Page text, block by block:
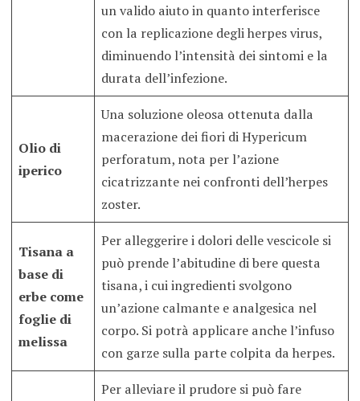
un valido aiuto in quanto interferisce
con la replicazione degli herpes virus,
diminuendo l’intensità dei sintomi e la
durata dell’infezione.
Olio di
iperico
Una soluzione oleosa ottenuta dalla
macerazione dei fiori di Hypericum
perforatum, nota per l’azione
cicatrizzante nei confronti dell’herpes
zoster.
Tisana a
base di
erbe come
foglie di
melissa
Per alleggerire i dolori delle vescicole si
può prende l’abitudine di bere questa
tisana, i cui ingredienti svolgono
un’azione calmante e analgesica nel
corpo. Si potrà applicare anche l’infuso
con garze sulla parte colpita da herpes.
Per alleviare il prudore si può fare